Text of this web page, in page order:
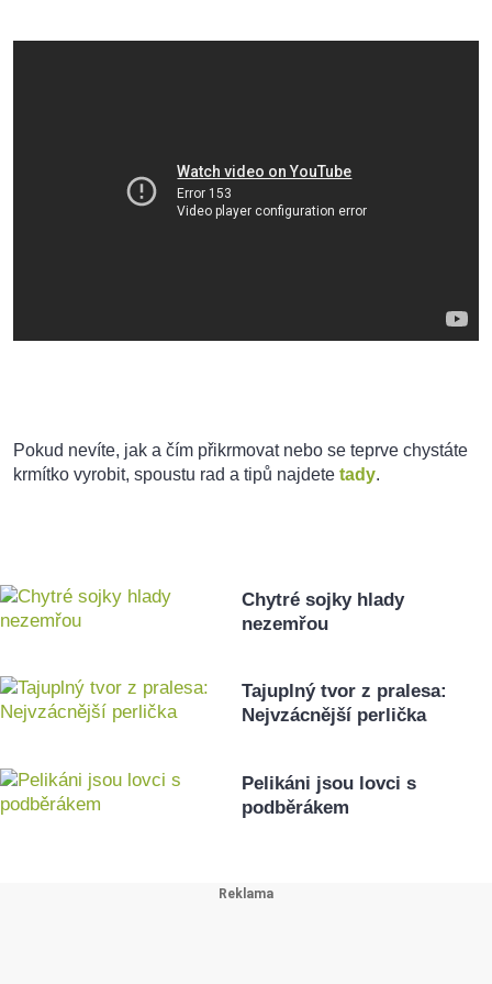
Pokud nevíte, jak a čím přikrmovat nebo se teprve chystáte
krmítko vyrobit, spoustu rad a tipů najdete tady.
Chytré sojky hlady
nezemřou
Tajuplný tvor z pralesa:
Nejvzácnější perlička
Pelikáni jsou lovci s
podběrákem